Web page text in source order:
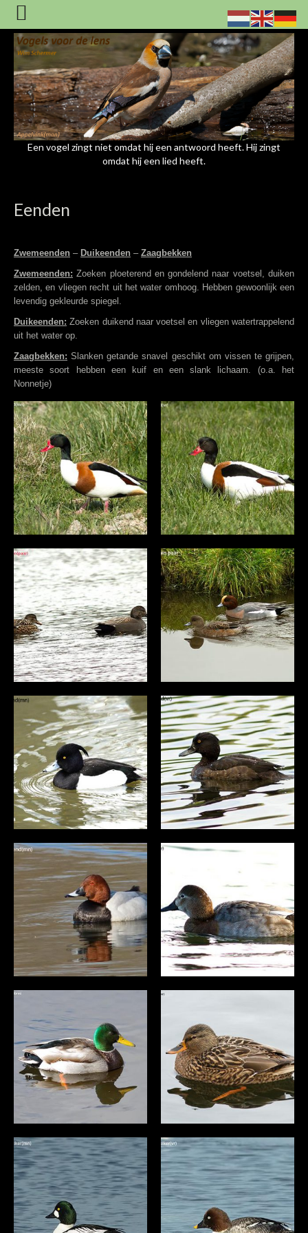
Een vogel zingt niet omdat hij een antwoord heeft. Hij zingt
omdat hij een lied heeft.
Eenden
Zwemeenden – Duikeenden – Zaagbekken
Zwemeenden: Zoeken ploeterend en gondelend naar voetsel, duiken
zelden, en vliegen recht uit het water omhoog. Hebben gewoonlijk een
levendig gekleurde spiegel.
Duikeenden: Zoeken duikend naar voetsel en vliegen watertrappelend
uit het water op.
Zaagbekken: Slanken getande snavel geschikt om vissen te grijpen,
meeste soort hebben een kuif en een slank lichaam. (o.a. het
Nonnetje)